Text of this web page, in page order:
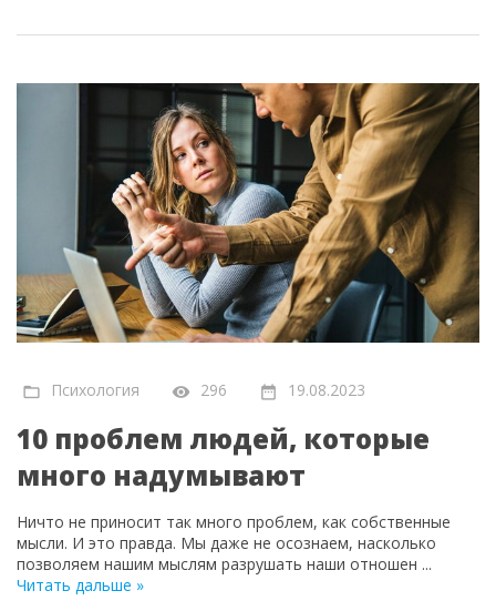
Психология 296 19.08.2023
10 проблем людей, которые
много надумывают
Ничто не приносит так много проблем, как собственные
мысли. И это правда. Мы даже не осознаем, насколько
позволяем нашим мыслям разрушать наши отношен ...
Читать дальше »